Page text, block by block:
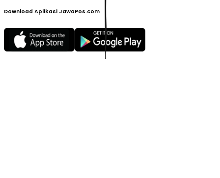
Download Aplikasi JawaPos.com